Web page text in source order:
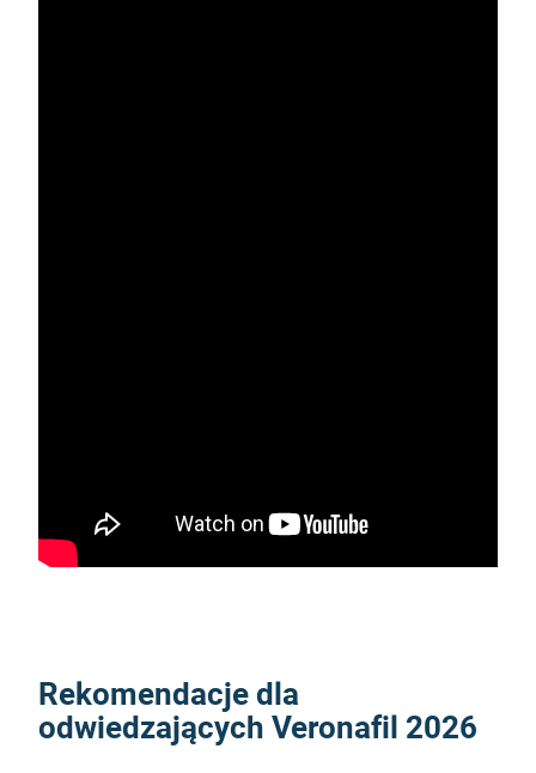
Rekomendacje dla
odwiedzających Veronafil 2026